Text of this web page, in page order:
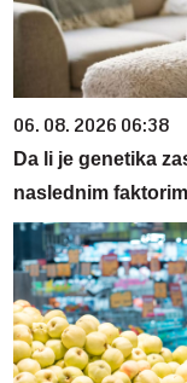
06. 08. 2026 06:38
Da li je genetika
naslednim